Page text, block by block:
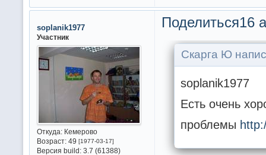
Поделиться16
soplanik1977
Участник
Откуда:Кемерово
Возраст:49 [1977-03-17]
Версия build:3.7 (61388)
Скарга Ю
soplanik1977
Есть очень
проблемы